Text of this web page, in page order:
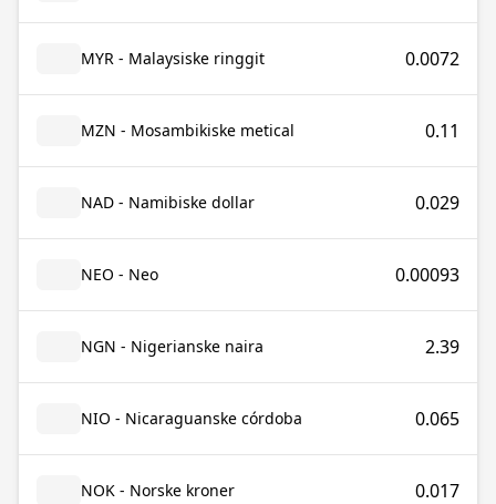
MYR - Malaysiske ringgit 0.0072
MZN - Mosambikiske metical 0.11
NAD - Namibiske dollar 0.029
NEO - Neo 0.00093
NGN - Nigerianske naira 2.39
NIO - Nicaraguanske córdoba 0.065
NOK - Norske kroner 0.017